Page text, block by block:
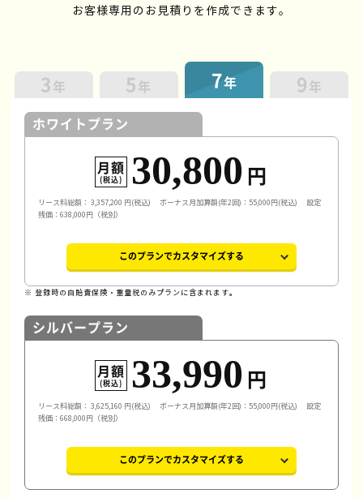
お客様専用のお見積りを作成できます。
3 年 5 年 7年 9 年
ホワイトプラン
月額
(税込) 30,800 円
リース料総額： 3,357,200 円(税込) ボーナス月加算額(年2回)：55,000円(税込)
設定
残価：638,000円（税別）
このプランでカスタマイズする
※ 登録時の自賠責保険・重量税のみプランに含まれます。
シルバープラン
月額
(税込) 33,990 円
リース料総額： 3,625,160 円(税込) ボーナス月加算額(年2回)：55,000円(税込)
設定
残価：668,000円（税別）
このプランでカスタマイズする